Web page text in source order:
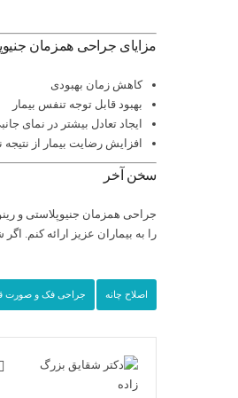
مزایای جراحی همزمان
کاهش زمان بهبودی
بهبود قابل توجه تنفس بیمار
ایجاد تعادل بیشتر در نمای
افزایش رضایت بیمار از نتیجه
سخن آخر
جراحی همزمان جنیوپلاستی و
را به بیماران عزیز ارائه کنم.
اصلاح چانه جراحی فک و صورت